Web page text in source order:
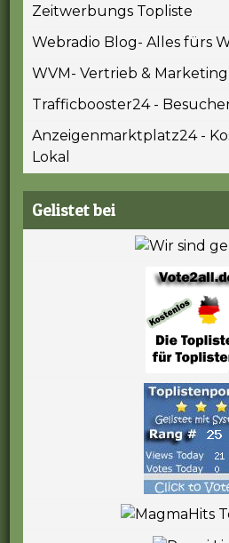
Zeitwerbungs Topliste
Webradio Blog- Alles fürs
WVM- Vertrieb & Marketing
Trafficbooster24 -
Anzeigenmarktplatz24 -
Lokal
Gelistet bei